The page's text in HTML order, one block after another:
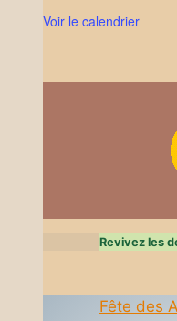
Voir le calendrier
Revivez les
Fête des